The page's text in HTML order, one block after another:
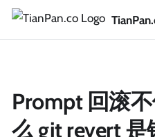
Prompt 回滚
么 git revert